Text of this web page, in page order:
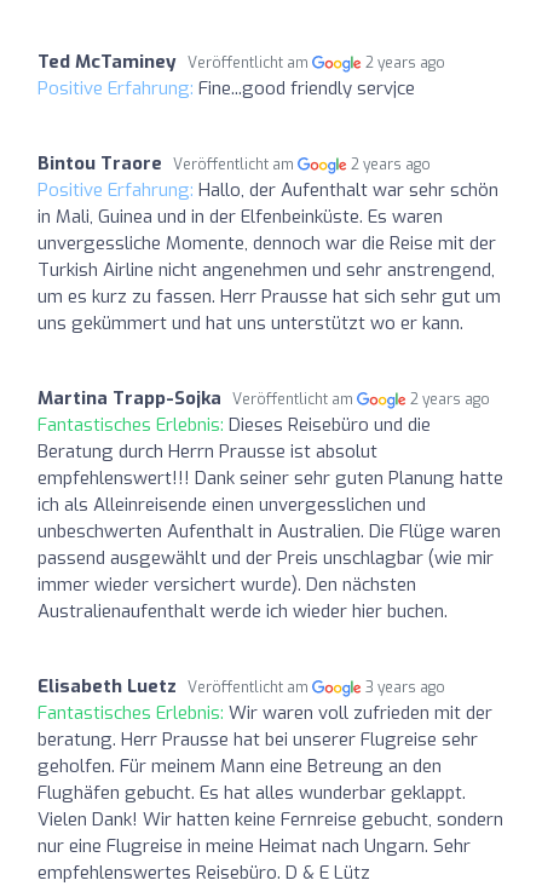
Ted McTaminey Veröffentlicht am 2 years ago
Positive Erfahrung: Fine...good friendly servjce
Bintou Traore Veröffentlicht am 2 years ago
Positive Erfahrung: Hallo, der Aufenthalt war sehr schön
in Mali, Guinea und in der Elfenbeinküste. Es waren
unvergessliche Momente, dennoch war die Reise mit der
Turkish Airline nicht angenehmen und sehr anstrengend,
um es kurz zu fassen. Herr Prausse hat sich sehr gut um
uns gekümmert und hat uns unterstützt wo er kann.
Martina Trapp-Sojka Veröffentlicht am 2 years ago
Fantastisches Erlebnis: Dieses Reisebüro und die
Beratung durch Herrn Prausse ist absolut
empfehlenswert!!! Dank seiner sehr guten Planung hatte
ich als Alleinreisende einen unvergesslichen und
unbeschwerten Aufenthalt in Australien. Die Flüge waren
passend ausgewählt und der Preis unschlagbar (wie mir
immer wieder versichert wurde). Den nächsten
Australienaufenthalt werde ich wieder hier buchen.
Elisabeth Luetz Veröffentlicht am 3 years ago
Fantastisches Erlebnis: Wir waren voll zufrieden mit der
beratung. Herr Prausse hat bei unserer Flugreise sehr
geholfen. Für meinem Mann eine Betreung an den
Flughäfen gebucht. Es hat alles wunderbar geklappt.
Vielen Dank! Wir hatten keine Fernreise gebucht, sondern
nur eine Flugreise in meine Heimat nach Ungarn. Sehr
empfehlenswertes Reisebüro. D & E Lütz